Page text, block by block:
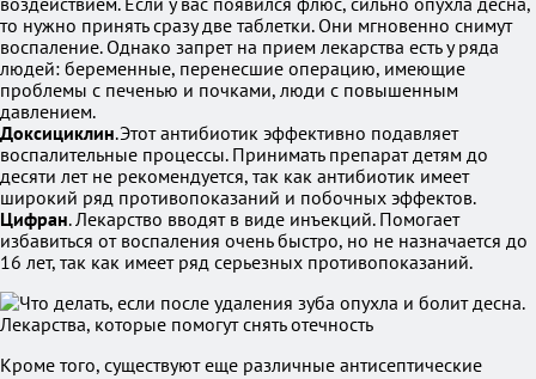
то нужно принять сразу две таблетки. Они мгновенно снимут
воспаление. Однако запрет на прием лекарства есть у ряда
людей: беременные, перенесшие операцию, имеющие
проблемы с печенью и почками, люди с повышенным
давлением.
Доксициклин.Этот антибиотик эффективно подавляет
воспалительные процессы. Принимать препарат детям до
десяти лет не рекомендуется, так как антибиотик имеет
широкий ряд противопоказаний и побочных эффектов.
Цифран. Лекарство вводят в виде инъекций. Помогает
избавиться от воспаления очень быстро, но не назначается до
16 лет, так как имеет ряд серьезных противопоказаний.
Кроме того, существуют еще различные антисептические